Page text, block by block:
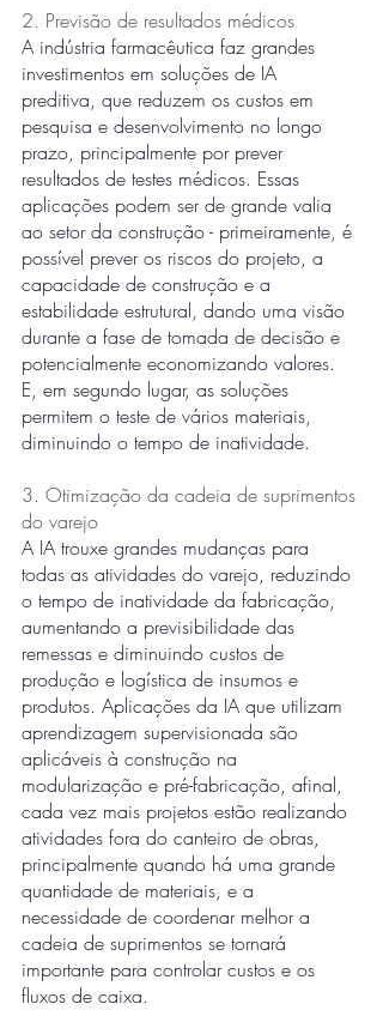
2. Previsão de resultados médicos
A indústria farmacêutica faz grandes
investimentos em soluções de IA
preditiva, que reduzem os custos em
pesquisa e desenvolvimento no longo
prazo, principalmente por prever
resultados de testes médicos. Essas
aplicações podem ser de grande valia
ao setor da construção - primeiramente, é
possível prever os riscos do projeto, a
capacidade de construção e a
estabilidade estrutural, dando uma visão
durante a fase de tomada de decisão e
potencialmente economizando valores.
E, em segundo lugar, as soluções
permitem o teste de vários materiais,
diminuindo o tempo de inatividade.
3. Otimização da cadeia de suprimentos
do varejo
A IA trouxe grandes mudanças para
todas as atividades do varejo, reduzindo
o tempo de inatividade da fabricação,
aumentando a previsibilidade das
remessas e diminuindo custos de
produção e logística de insumos e
produtos. Aplicações da IA que utilizam
aprendizagem supervisionada são
aplicáveis à construção na
modularização e pré-fabricação, afinal,
cada vez mais projetos estão realizando
atividades fora do canteiro de obras,
principalmente quando há uma grande
quantidade de materiais, e a
necessidade de coordenar melhor a
cadeia de suprimentos se tornará
importante para controlar custos e os
fluxos de caixa.